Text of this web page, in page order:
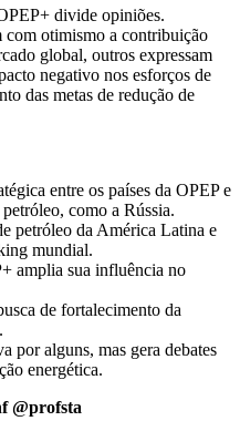
divide opiniões.
com otimismo a contribuição
global, outros expressam
negativo nos esforços de
das metas de redução de
entre os países da OPEP e
como a Rússia.
petróleo da América Latina e
mundial.
amplia sua influência no
de fortalecimento da
por alguns, mas gera debates
energética.
@profsta